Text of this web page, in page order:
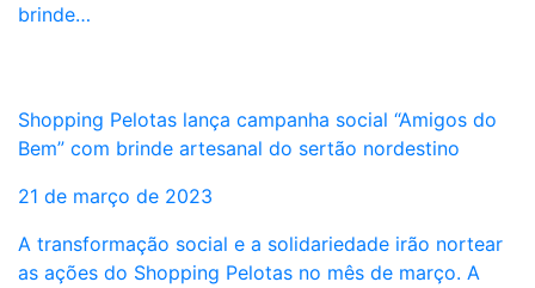
brinde…
Shopping Pelotas lança campanha social “Amigos do
Bem” com brinde artesanal do sertão nordestino
21 de março de 2023
A transformação social e a solidariedade irão nortear
as ações do Shopping Pelotas no mês de março. A